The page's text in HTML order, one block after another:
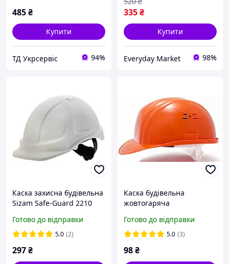
485₴
Купити
ТД Укрсервіс 94%
335₴
Купити
Everyday Market 98%
Каска захисна будівельна
Sizam Safe-Guard 2210
Готово до відправки
5.0 (2)
297₴
Каска будівельна
жовтогаряча
Готово до відправки
5.0 (3)
98₴